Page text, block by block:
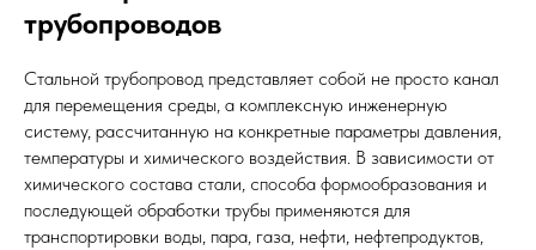
трубопроводов
Стальной трубопровод представляет собой не просто канал
для перемещения среды, а комплексную инженерную
систему, рассчитанную на конкретные параметры давления,
температуры и химического воздействия. В зависимости от
химического состава стали, способа формообразования и
последующей обработки трубы применяются для
транспортировки воды, пара, газа, нефти, нефтепродуктов,